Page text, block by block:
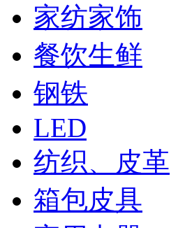
家纺家饰
餐饮生鲜
钢铁
LED
纺织、皮革
箱包皮具